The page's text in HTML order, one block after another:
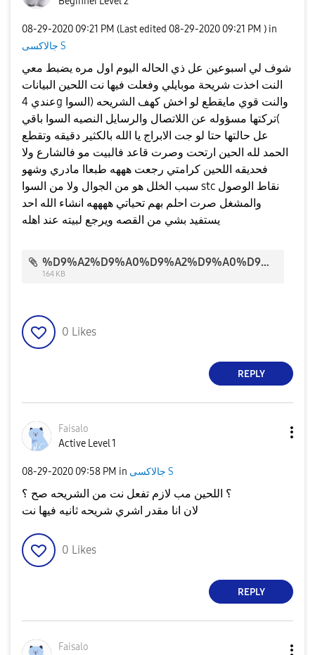
‎08-29-2020 09:21 PM (Last edited ‎08-29-2020 09:21 PM ) in
جالاكسى S
شوف لي اسبوعين عل ذي الحاله اليوم اول مره يضبط معي
النت اخذت شريحة موبايلي وفعلت فيها نت اللحين البيانات
عندي 4g والنت قوي مايقطع لو اخش كهف الشريحه (السوا
)تركتها مسؤوله عن اللاتصال والرسايل النصيه السوا باقي
عل حالتها حتا لو جت الابراج يا الله بالكثير دقيقه وتقطع
الحمد لله الحين ارتحت وصرت قاعد فالبيت مو فالشارع ولا
فحديقه اللحين كرامتي رجعت هههه طبعاا مادري وشهو
سبب الخلل هو من الجوال ولا من السوا stc نقاط الوصول
والمشغل صرت احلم بهم تحياتي ههههه انشاء الله احد
يستفيد بشي من القصه ويرجع لبيته عند اهله
%D9%A2%D9%A0%D9%A2%D9%A0%D9%A0%D9%A8%D9%A2%D9%A9_%D9%A2%D9%A1%D9%A0%D9%A8%D9%A0%D9%A2.jpg
164 KB
0 Likes
REPLY
Faisalo
Active Level 1
‎08-29-2020 09:58 PM in جالاكسى S
؟ اللحين مب لازم تفعل نت من الشريحه صح ؟
لان انا مقدر اشري شريحه ثانيه فيها نت
0 Likes
REPLY
Faisalo